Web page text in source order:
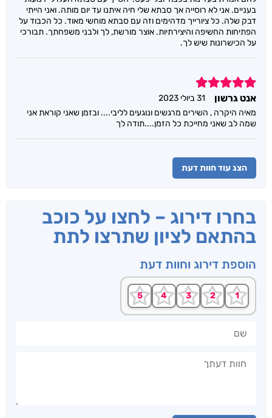
בעניים. אני לא רוסייה אך סבתא שלי חיה איתנו עד יום מותה. ואני הייתי
דבק שלה. כל ציורייך מדהימים וזה עם סבתא מוחשי מאוד. כל הכבוד על
הפתיחות החשיפה והיצירתיות. אוצר מורשת, לך ולבני משפחתך. תבורכי
על הכישרונות שיש לך.
5
אנט גרשון
31 ביולי 2023
מאיה היקרה , השירים מרגשים ונוגעים לליבי.... ובזמן שאני קוראת אני
שמה לב שאני מחייכת כל הזמן....תודה לך
הצג עוד חוות דעת
בחרו דירוג – לחצו על כוכב
בהתאם לציון שתרצו לתת
הוספת דירוג וחוות דעת